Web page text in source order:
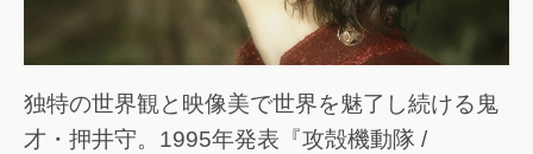
独特の世界観と映像美で世界を魅了し続ける鬼
才・押井守。1995年発表『攻殻機動隊 /